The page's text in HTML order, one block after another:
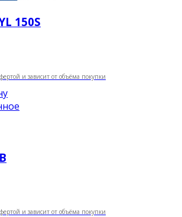
150S
и зависит от объёма покупки
и зависит от объёма покупки